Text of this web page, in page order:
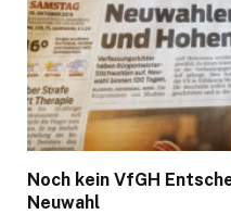
Noch kein VfGH
Neuwahl